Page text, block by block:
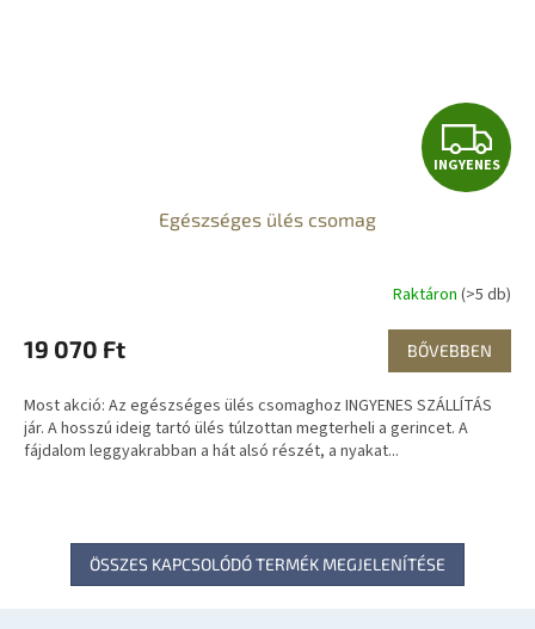
I
N
Y
E
N
INGYENES
Egészséges ülés csomag
Raktáron (>5 db)
19 070 Ft BŐVEBBEN
Most akció: Az egészséges ülés csomaghoz INGYENES SZÁLLÍTÁS
jár. A hosszú ideig tartó ülés túlzottan megterheli a gerincet. A
fájdalom leggyakrabban a hát alsó részét, a nyakat...
ÖSSZES KAPCSOLÓDÓ TERMÉK MEGJELENÍTÉSE